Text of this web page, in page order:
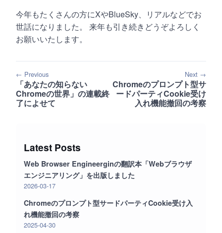
今年もたくさんの方にXやBlueSky、リアルなどでお
世話になりました。 来年も引き続きどうぞよろしく
お願いいたします。
← Previous
「あなたの知らない
Chromeの世界」の連載終
了によせて
Next →
Chromeのプロンプト型サ
ードパーティCookie受け
入れ機能撤回の考察
Latest Posts
Web Browser Engineerginの翻訳本「Webブラウザ
エンジニアリング」を出版しました
2026-03-17
Chromeのプロンプト型サードパーティCookie受け入
れ機能撤回の考察
2025-04-30